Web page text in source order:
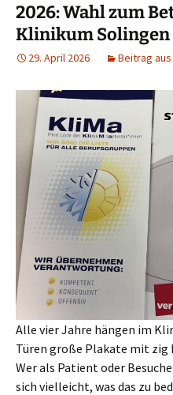
2026: Wahl zum
Klinikum Solingen
29. April 2026 Beitrag
Alle vier Jahre hängen im
Türen große Plakate mit zig
Wer als Patient oder
sich vielleicht, was das zu